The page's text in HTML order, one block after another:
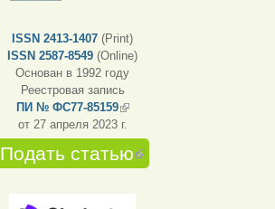
ISSN 2413-1407 (Print)
ISSN 2587-8549 (Online)
Основан в 1992 году
Реестровая запись
ПИ № ФС77-85159(внешняя ссылка)
от 27 апреля 2023 г.
Подать статью